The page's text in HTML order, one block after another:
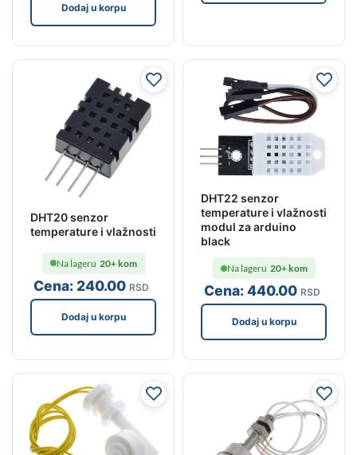
Dodaj u korpu
DHT20 senzor
temperature i vlažnosti
Cena: 240.00 RSD
Na lageru 20+ kom
Dodaj u korpu
DHT22 senzor
temperature i vlažnosti
modul za arduino
black
Cena:440.00 RSD
Na lageru 20+ kom
Dodaj u korpu